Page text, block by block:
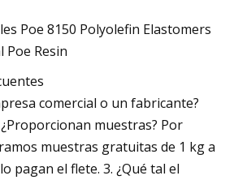
comercial o un fabricante?
muestras? Por
muestras gratuitas de 1 kg a
pagan el flete. 3. ¿Qué tal el